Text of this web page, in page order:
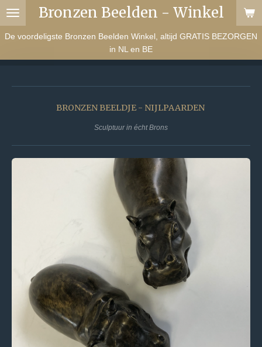
Ga
direct
naar
Bronzen Beelden - Winkel
De voordeligste Bronzen Beelden Winkel, altijd GRATIS BEZORGEN
in NL en BE
BRONZEN BEELDJE - NIJLPAARDEN
Sculptuur in écht Brons